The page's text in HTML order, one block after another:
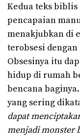
Kedua teks
pencapaian
menakjubkan di
terobsesi
Obsesinya itu
hidup di rumah
bencana
yang sering
dapat
menjadi monster